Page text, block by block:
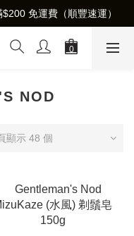
免運費（順豐速運）
NOD
顯示 48 個